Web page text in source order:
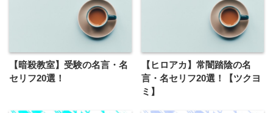
【暗殺教室】受験の名言・名
セリフ20選！
【ヒロアカ】常闇踏陰の名
言・名セリフ20選！【ツクヨ
ミ】